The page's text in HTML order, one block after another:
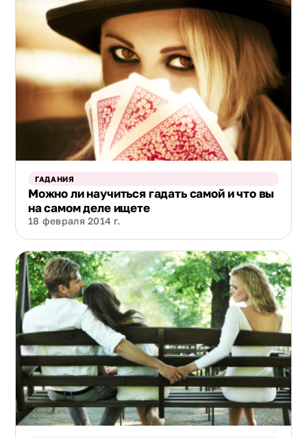
ГАДАНИЯ
Можно ли научиться гадать самой и что вы
на самом деле ищете
18 февраля 2014 г.